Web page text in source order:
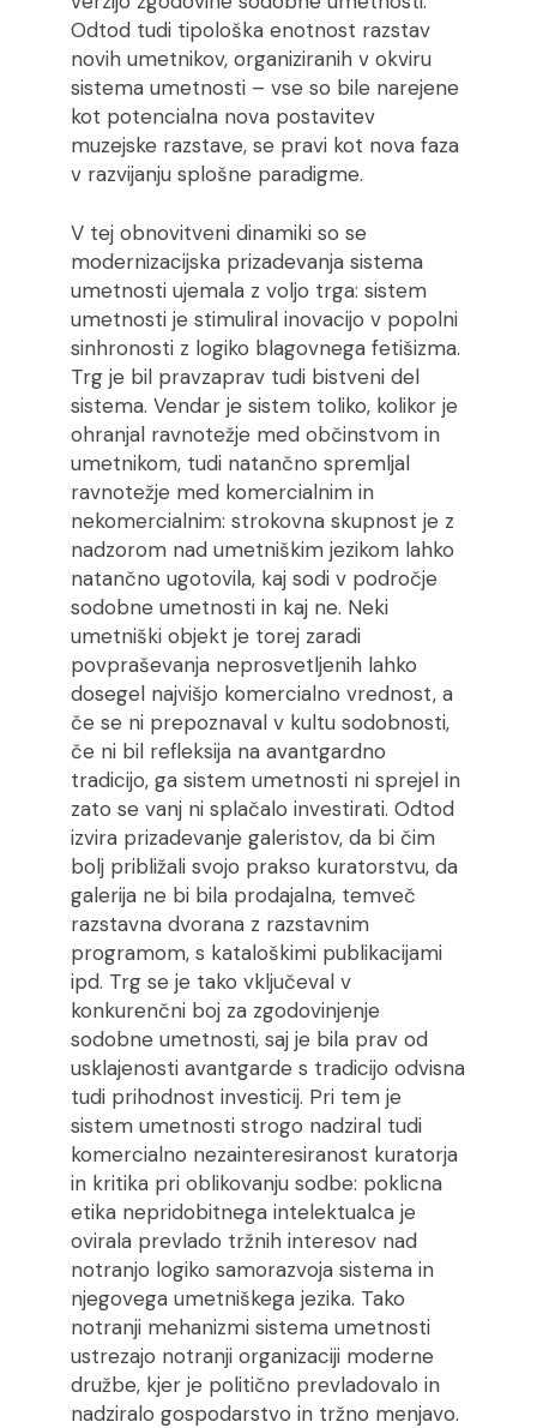
Odtod tudi tipološka enotnost razstav
novih umetnikov, organiziranih v okviru
sistema umetnosti – vse so bile narejene
kot potencialna nova postavitev
muzejske razstave, se pravi kot nova faza
v razvijanju splošne paradigme.
V tej obnovitveni dinamiki so se
modernizacijska prizadevanja sistema
umetnosti ujemala z voljo trga: sistem
umetnosti je stimuliral inovacijo v popolni
sinhronosti z logiko blagovnega fetišizma.
Trg je bil pravzaprav tudi bistveni del
sistema. Vendar je sistem toliko, kolikor je
ohranjal ravnotežje med občinstvom in
umetnikom, tudi natančno spremljal
ravnotežje med komercialnim in
nekomercialnim: strokovna skupnost je z
nadzorom nad umetniškim jezikom lahko
natančno ugotovila, kaj sodi v področje
sodobne umetnosti in kaj ne. Neki
umetniški objekt je torej zaradi
povpraševanja neprosvetljenih lahko
dosegel najvišjo komercialno vrednost, a
če se ni prepoznaval v kultu sodobnosti,
če ni bil refleksija na avantgardno
tradicijo, ga sistem umetnosti ni sprejel in
zato se vanj ni splačalo investirati. Odtod
izvira prizadevanje galeristov, da bi čim
bolj približali svojo prakso kuratorstvu, da
galerija ne bi bila prodajalna, temveč
razstavna dvorana z razstavnim
programom, s kataloškimi publikacijami
ipd. Trg se je tako vključeval v
konkurenčni boj za zgodovinjenje
sodobne umetnosti, saj je bila prav od
usklajenosti avantgarde s tradicijo odvisna
tudi prihodnost investicij. Pri tem je
sistem umetnosti strogo nadziral tudi
komercialno nezainteresiranost kuratorja
in kritika pri oblikovanju sodbe: poklicna
etika nepridobitnega intelektualca je
ovirala prevlado tržnih interesov nad
notranjo logiko samorazvoja sistema in
njegovega umetniškega jezika. Tako
notranji mehanizmi sistema umetnosti
ustrezajo notranji organizaciji moderne
družbe, kjer je politično prevladovalo in
nadziralo gospodarstvo in tržno menjavo.